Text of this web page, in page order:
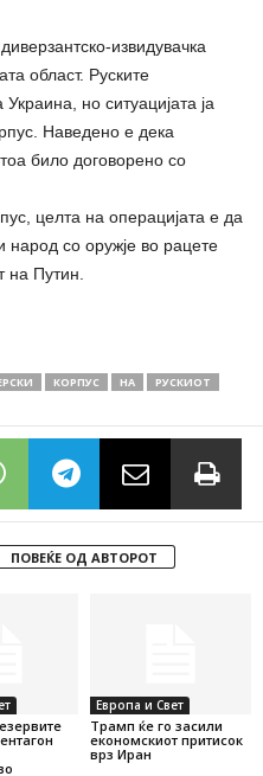
извидувачка
област. Руските
но ситуацијата ја
Наведено е дека
било договорено со
целта на операцијата е да
народ со оружје во рацете
Путин.
КОРПУС НА
РУСКИОТ
ПОВЕЌЕ ОД АВТОРОТ
Европа и Свет
Трамп ќе го засили
економскиот притисок
врз Иран